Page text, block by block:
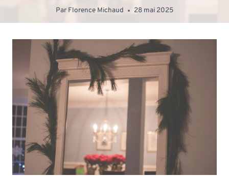
Par Florence Michaud 28 mai 2025